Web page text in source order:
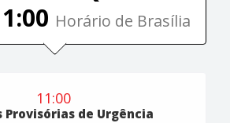
Horário de Brasília
11:00
Provisórias de Urgência